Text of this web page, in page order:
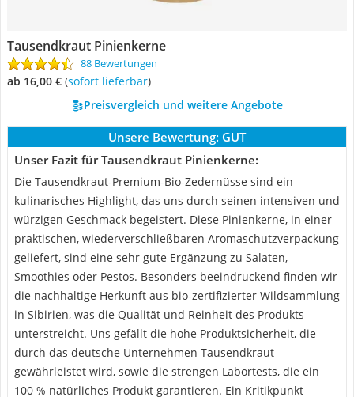
Tausendkraut Pinienkerne
88 Bewertungen
ab 16,00 € ( Sofort lieferbar)
Preisvergleich und weitere Angebote
Unsere Bewertung: GUT
Unser Fazit für Tausendkraut Pinienkerne:
Die Tausendkraut-Premium-Bio-Zedernüsse sind ein
kulinarisches Highlight, das uns durch seinen intensiven und
würzigen Geschmack begeistert. Diese Pinienkerne, in einer
praktischen, wiederverschließbaren Aromaschutzverpackung
geliefert, sind eine sehr gute Ergänzung zu Salaten,
Smoothies oder Pestos. Besonders beeindruckend finden wir
die nachhaltige Herkunft aus bio-zertifizierter Wildsammlung
in Sibirien, was die Qualität und Reinheit des Produkts
unterstreicht. Uns gefällt die hohe Produktsicherheit, die
durch das deutsche Unternehmen Tausendkraut
gewährleistet wird, sowie die strengen Labortests, die ein
100 % natürliches Produkt garantieren. Ein Kritikpunkt